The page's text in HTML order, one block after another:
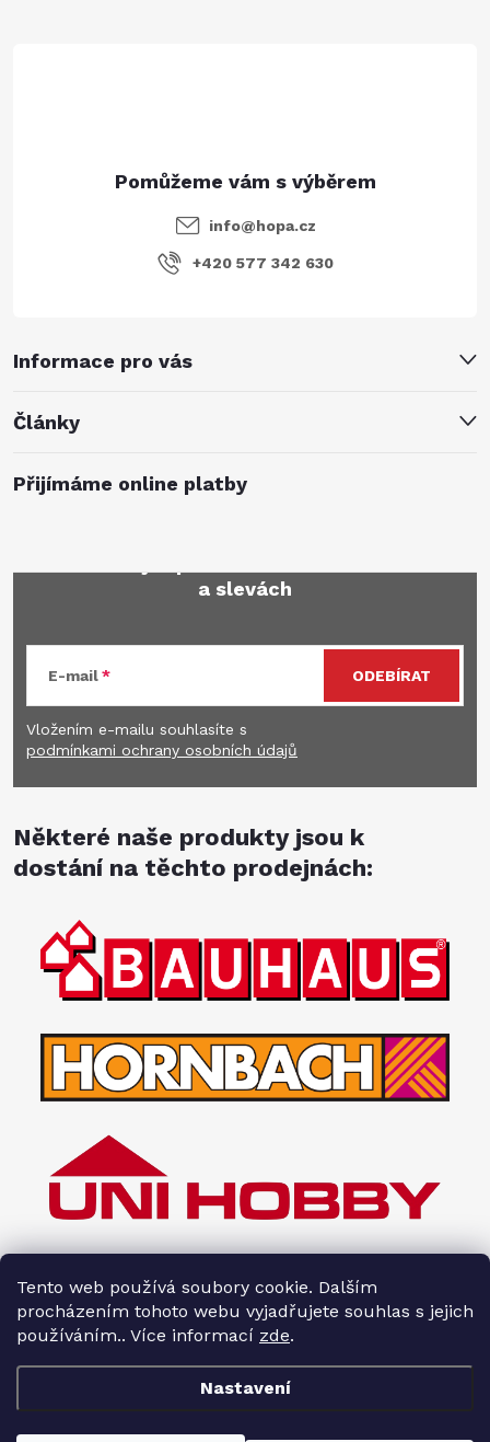
Tento web používá soubory cookie. Dalším
procházením tohoto webu vyjadřujete souhlas s jejich
používáním.. Více informací zde.
Nastavení
Informace pro vás
Články
info@hopa.cz
+420 577 342 630
Přijímáme online platby
a slevách
E-mail
Vložením e-mailu souhlasíte s
podmínkami ochrany osobních údajů
ODEBÍRAT
Některé naše produkty jsou k
dostání na těchto prodejnách: